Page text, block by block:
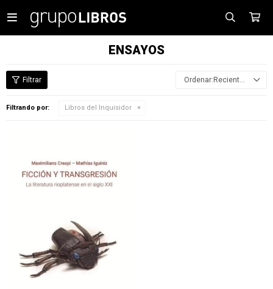

ENSAYOS
Recientes
Filtrando por: Libros del Inquisidor